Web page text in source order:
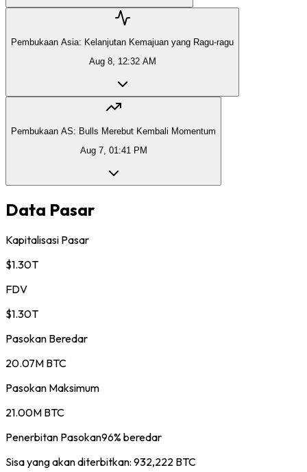
Pembukaan Asia: Kelanjutan Kemajuan yang Ragu-ragu
Aug 8, 12:32 AM
Pembukaan AS: Bulls Merebut Kembali Momentum
Aug 7, 01:41 PM
Data Pasar
Kapitalisasi Pasar
$1.30T
FDV
$1.30T
Pasokan Beredar
20.07M BTC
Pasokan Maksimum
21.00M BTC
Penerbitan Pasokan96% beredar
Sisa yang akan diterbitkan: 932,222 BTC